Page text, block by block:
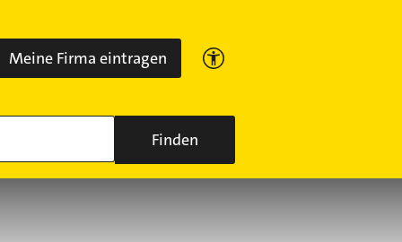
Meine Firma eintragen
Finden